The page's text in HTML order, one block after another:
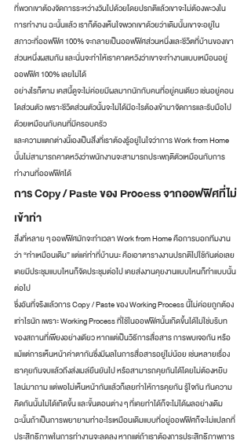
ที่พวกเขาต้องจัดการระหว่างวันไปด้วยโดยปรกติแล้วเขาจะไม่ต้องพะวงใน
การทำงาน ฉะนั้นแล้ว เราก็ต้องเห็นใจพวกเขาด้วยว่าเดิมนั้นเขาจะอยู่ใน
สภาวะที่ออฟฟิศ 100% จะกลายเป็นออฟฟิศส่วนหนึ่งและชีวิตที่บ้านของเขา
ส่วนหนึ่งผสมกัน และนั่นจะทำให้เราคาดหวังว่าเขาจะทำงานแบบเหมือนอยู่
ออฟฟิศ 100% เลยไม่ได้
อย่างไรก็ตาม เคสนี้ดูจะไม่ค่อยมีผลมากนักกับคนที่อยู่คนเดียว เช่นอยู่คอน
โดส่วนตัว เพราะชีวิตส่วนตัวนั้นจะไม่ได้มีอะไรต้องเข้ามาจัดการและรับมือไป
ด้วยเหมือนกับคนที่มีครอบครัว
และความแตกต่างนี้เองเป็นสิ่งที่เราต้องรู้อยู่ในใจว่าการ Work from Home
นั้นไม่สามารถคาดหวังว่าพนักงานจะสามารถประพฤติตัวเหมือนกับการ
ทำงานที่ออฟฟิศได้
การ Copy / Paste ของ Process จากออฟฟิศที่ไม่
เข้าท่า
สิ่งที่หลาย ๆ ออฟฟิศมักจะทำเวลา Work from Home คือการบอกทีมงาน
ว่า “ทำเหมือนเดิม” แต่แค่ทำที่บ้านนะ คือเอาตารางงานปรกติไปใช้กันต่อเลย
เคยมีประชุมแบบไหนก็จัดประชุมต่อไป เคยส่งงานคุยงานแบบไหนก็ทำแบบนั้น
ต่อไป
ซึ่งอันที่จริงแล้วการ Copy / Paste ของ Working Process นี้ไม่ค่อยถูกต้อง
เท่าไรนัก เพราะ Working Process ที่ใช้ในออฟฟิศนั้นเกิดขึ้นได้ไม่ใช่บริบท
ของสถานที่เพียงอย่างเดียว หากแต่เป็นวิธีการสื่อสาร การพบเจอกัน หรือ
แม้แต่การเห็นหน้าค่าตากันซึ่งมีผลในการสื่อสารอยู่ไม่น้อย เช่นหลายเรื่อง
เราคุยกันจบแล้วถึงส่งเมล์ยืนยันไป หรือสามารถคุยกันได้โดยไม่ต้องหยิบ
ไลน์มาถาม แต่พอไม่เห็นหน้ากันแล้วก็เลยทำให้การคุยกัน รู้ใจกัน ทันความ
คิดกันนั้นไม่ได้เกิดขึ้น และขั้นตอนต่าง ๆ ที่เคยทำได้ก็จะไม่ได้ผลอย่างเดิม
ฉะนั้นถ้าเป็นการพยายามทำอะไรเหมือนเดิมแบบที่อยู่ออฟฟิศก็จะไม่แปลกที่
ประสิทธิภาพในการทำงานจะลดลง หากแต่ถ้าเราต้องการประสิทธิภาพการ